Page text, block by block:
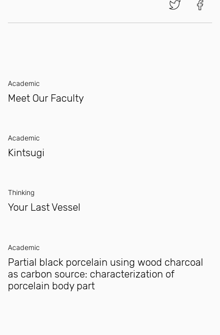
Academic
Meet Our Faculty
Academic
Kintsugi
Thinking
Your Last Vessel
Academic
Partial black porcelain using wood charcoal
as carbon source: characterization of
porcelain body part